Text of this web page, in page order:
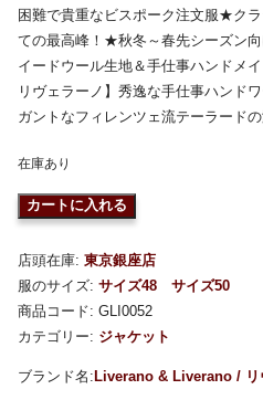
困難で貴重なビスポーク注文服★ク
ての最高峰！★秋冬～春先シーズン
イードウール生地＆手仕事ハンドメ
リヴェラーノ】秀逸な手仕事ハンド
ガントなフィレンツェ流テーラード
在庫あり
カートに入れる
店頭在庫: 東京銀座店
服のサイズ: サイズ48
サイズ50
商品コード: GLI0052
カテゴリー: ジャケット
Liverano & Liverano / リ